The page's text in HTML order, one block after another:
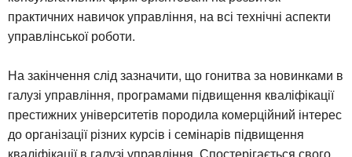
практичних навичок управління, на всі технічні аспекти
управлінської роботи.
На закінчення слід зазначити, що гонитва за новинками в
галузі управління, програмами підвищення кваліфікації
престижних університетів породила комерційний інтерес
до організації різних курсів і семінарів підвищення
кваліфікації в галузі управління. Спостерігається свого